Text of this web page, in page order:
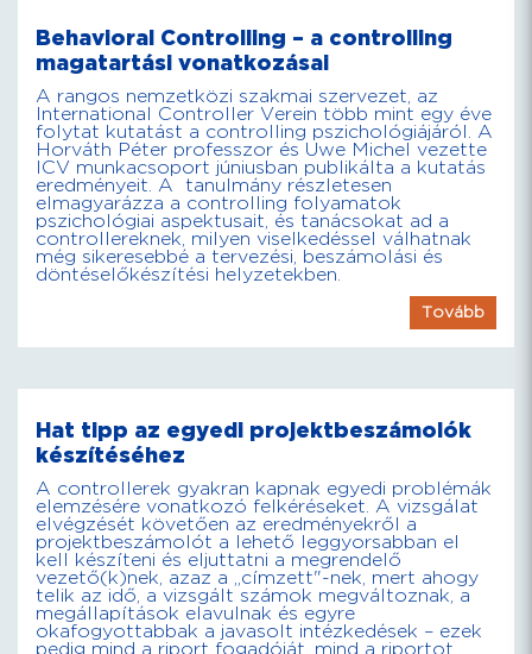
Behavioral Controlling – a controlling
magatartási vonatkozásai
A rangos nemzetközi szakmai szervezet, az
International Controller Verein több mint egy éve
folytat kutatást a controlling pszichológiájáról. A
Horváth Péter professzor és Uwe Michel vezette
ICV munkacsoport júniusban publikálta a kutatás
eredményeit. A tanulmány részletesen
elmagyarázza a controlling folyamatok
pszichológiai aspektusait, és tanácsokat ad a
controllereknek, milyen viselkedéssel válhatnak
még sikeresebbé a tervezési, beszámolási és
döntéselőkészítési helyzetekben.
Tovább
Hat tipp az egyedi projektbeszámolók
készítéséhez
A controllerek gyakran kapnak egyedi problémák
elemzésére vonatkozó felkéréseket. A vizsgálat
elvégzését követően az eredményekről a
projektbeszámolót a lehető leggyorsabban el
kell készíteni és eljuttatni a megrendelő
vezető(k)nek, azaz a „címzett"-nek, mert ahogy
telik az idő, a vizsgált számok megváltoznak, a
megállapítások elavulnak és egyre
okafogyottabbak a javasolt intézkedések – ezek
pedig mind a riport fogadóját, mind a riportot